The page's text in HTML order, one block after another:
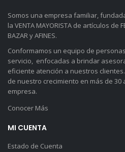
Somos una empresa familiar,
la VENTA MAYORISTA de artículos de
BAZAR y AFINES.
Conformamos un equipo de
servicio, enfocadas a brindar
eficiente atención a nuestros
de nuestro crecimiento en más de 30
empresa.
Conocer Más
MI CUENTA
Estado de Cuenta